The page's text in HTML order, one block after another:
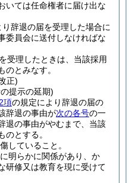
いては任命権者に届け出な
辞退の届を受理した場合に
委員会に送付しなければな
受理したときは、当該採用
のとみなす。
正)
提示の延期)
項の規定により辞退の届の
辞退の事由が次の各号の一
退の事由がやむまで、当該
のとする。
していること。
明らかに関係があり、か
研修又は教育を現に受けて